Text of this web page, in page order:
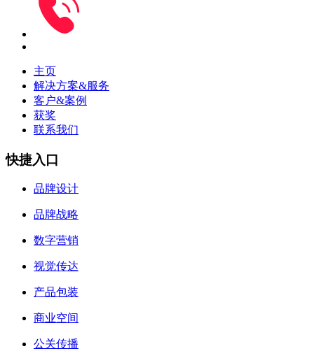
主页
解决方案&服务
客户&案例
获奖
联系我们
快捷入口
品牌设计
品牌战略
数字营销
视觉传达
产品包装
商业空间
公关传播